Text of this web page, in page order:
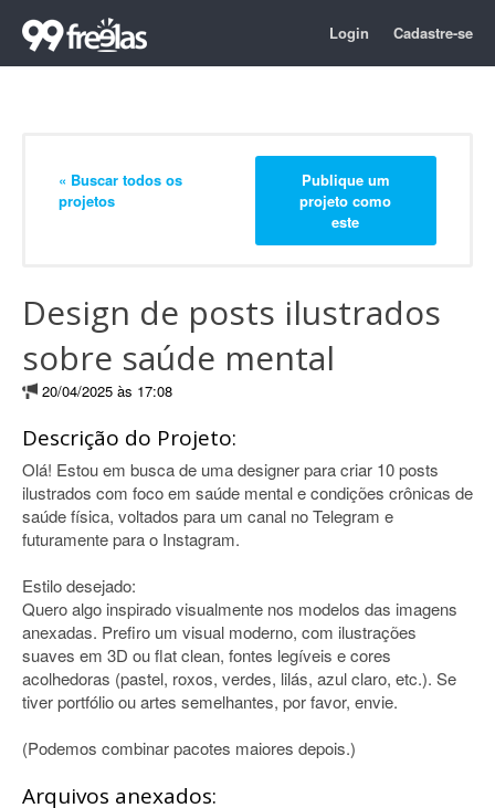
Login Cadastre-se
« Buscar todos os
projetos
Publique um
projeto como
este
Design de posts ilustrados
sobre saúde mental
20/04/2025 às 17:08
Descrição do Projeto:
Olá! Estou em busca de uma designer para criar 10 posts
ilustrados com foco em saúde mental e condições crônicas de
saúde física, voltados para um canal no Telegram e
futuramente para o Instagram.
Estilo desejado:
Quero algo inspirado visualmente nos modelos das imagens
anexadas. Prefiro um visual moderno, com ilustrações
suaves em 3D ou flat clean, fontes legíveis e cores
acolhedoras (pastel, roxos, verdes, lilás, azul claro, etc.). Se
tiver portfólio ou artes semelhantes, por favor, envie.
(Podemos combinar pacotes maiores depois.)
Arquivos anexados: